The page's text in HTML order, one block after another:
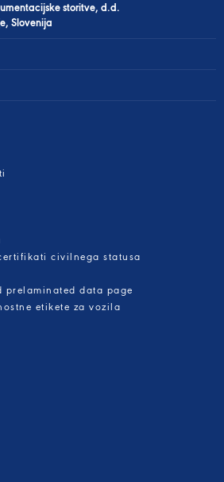
storitve, d.d.
Slovenija
civilnega statusa
prelaminated data page
etikete za vozila